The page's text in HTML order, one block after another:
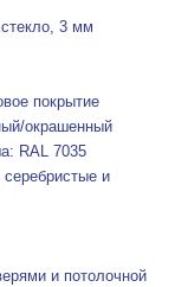
3 мм
покрытие
окрашенный
RAL 7035
и
и потолочной